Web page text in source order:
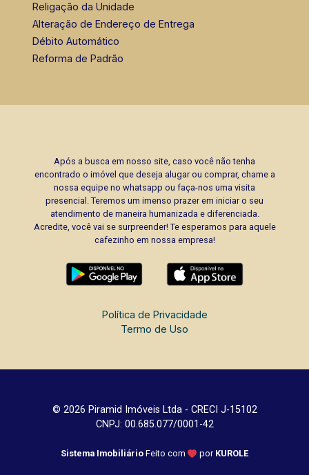
Religação da Unidade
Alteração de Endereço de Entrega
Débito Automático
Reforma de Padrão
Após a busca em nosso site, caso você não tenha
encontrado o imóvel que deseja alugar ou comprar, chame a
nossa equipe no whatsapp ou faça-nos uma visita
presencial. Teremos um imenso prazer em iniciar o seu
atendimento de maneira humanizada e diferenciada.
Acredite, você vai se surpreender! Te esperamos para aquele
cafezinho em nossa empresa!
Política de Privacidade
Termo de Uso
© 2026 Piramid Imóveis Ltda - CRECI J-15102
CNPJ: 00.685.077/0001-42
Sistema Imobiliário Feito com por KUROLE